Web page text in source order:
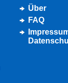
Über
FAQ